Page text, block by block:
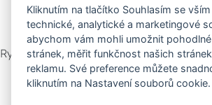
údajů . Souhlas můžete kdykoliv
Rychlý kontakt
Zákaznický servis
Kliknutím na tlačítko Souhlasím se
technické, analytické a marketingové
abychom vám mohli umožnit
stránek, měřit funkčnost našich
reklamu. Své preference můžete
kliknutím na Nastavení souborů cookie.